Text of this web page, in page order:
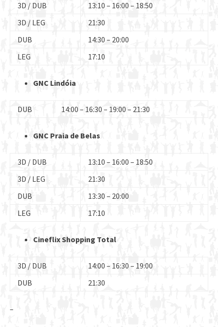
3D / DUB
13:10 – 16:00 – 18:50
3D / LEG
21:30
DUB
14:30 – 20:00
LEG
17:10
GNC Lindóia
DUB 14:00 – 16:30 – 19:00 – 21:30
GNC Praia de Belas
3D / DUB
13:10 – 16:00 – 18:50
3D / LEG
21:30
DUB
13:30 – 20:00
LEG
17:10
Cineflix Shopping Total
3D / DUB
14:00 – 16:30 – 19:00
DUB
21:30
–